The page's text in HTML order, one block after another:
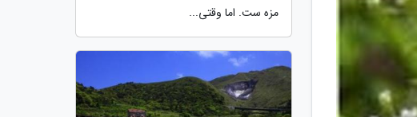
مزه ست. اما وقتی...